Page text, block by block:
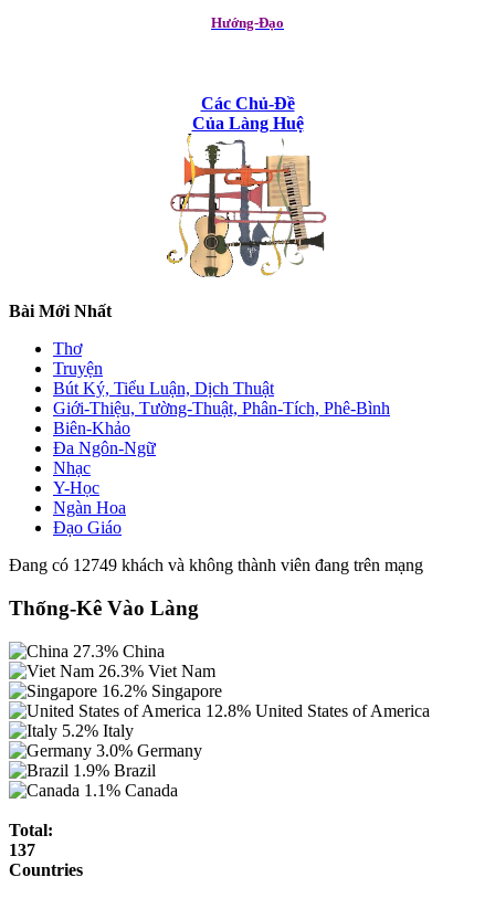
Hướng-Đạo
Các Chủ-Đề
Của Làng Huệ
Bài Mới Nhất
Thơ
Truyện
Bút Ký, Tiểu Luận, Dịch Thuật
Giới-Thiệu, Tường-Thuật, Phân-Tích, Phê-Bình
Biên-Khảo
Đa Ngôn-Ngữ
Nhạc
Y-Học
Ngàn Hoa
Đạo Giáo
Đang có 12749 khách và không thành viên đang trên mạng
Thống-Kê Vào Làng
27.3% China
26.3% Viet Nam
16.2% Singapore
12.8% United States of America
5.2% Italy
3.0% Germany
1.9% Brazil
1.1% Canada
Total:
137
Countries